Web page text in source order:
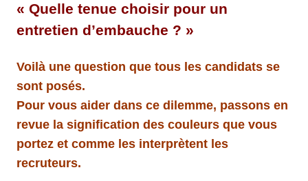
« Quelle tenue choisir pour un
entretien d’embauche ? »
Voilà une question que tous les candidats se
sont posés.
Pour vous aider dans ce dilemme, passons en
revue la signification des couleurs que vous
portez et comme les interprètent les
recruteurs.